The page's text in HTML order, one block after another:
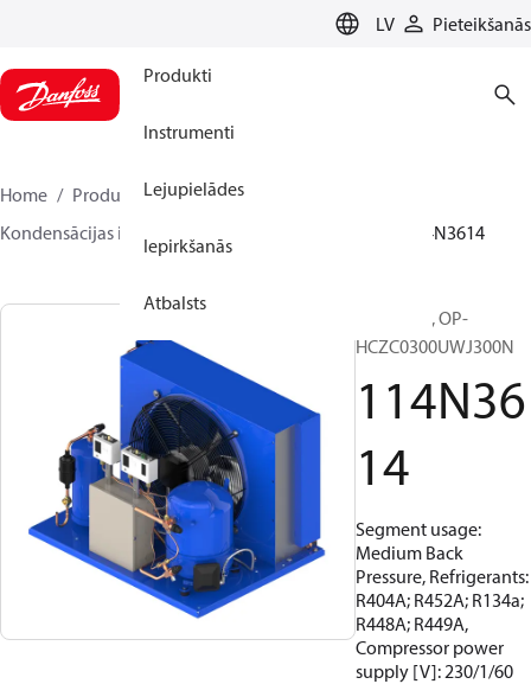
LV Pieteikšanās
Produkti
Instrumenti
Lejupielādes
Iepirkšanās
Atbalsts
Home Produkti
Climate Solutions dzesēšanai
Kondensācijas iekārtas
114N3614
Optyma™, OP-
HCZC0300UWJ300N
114N36
14
Segment usage:
Medium Back
Pressure, Refrigerants:
R404A; R452A; R134a;
R448A; R449A,
Compressor power
supply [V]: 230/1/60